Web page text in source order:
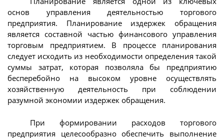
основ управления деятельностью торгового
предприятия. Планирование издержек обращения
является составной частью финансового управления
торговым предприятием. В процессе планирования
следует исходить из необходимости определения такой
суммы затрат, которая позволяла бы предприятию
бесперебойно на высоком уровне осуществлять
хозяйственную деятельность при соблюдении
разумной экономии издержек обращения.
При формировании расходов торгового
предприятия целесообразно обеспечить выполнение